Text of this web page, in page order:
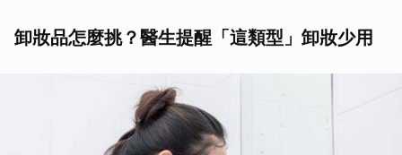
卸妝品怎麼挑？醫生提醒「這類型」卸妝少用